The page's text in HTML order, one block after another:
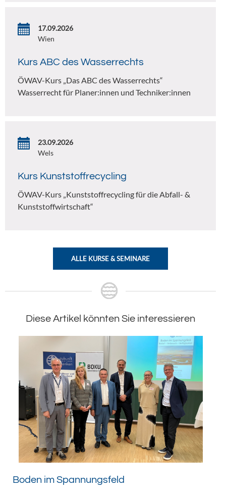
17.09.2026
Wien
Kurs ABC des Wasserrechts
ÖWAV-Kurs „Das ABC des Wasserrechts“
Wasserrecht für Planer:innen und Techniker:innen
23.09.2026
Wels
Kurs Kunststoffrecycling
ÖWAV-Kurs „Kunststoffrecycling für die Abfall- &
Kunststoffwirtschaft“
ALLE KURSE & SEMINARE
Diese Artikel könnten Sie interessieren
Boden im Spannungsfeld